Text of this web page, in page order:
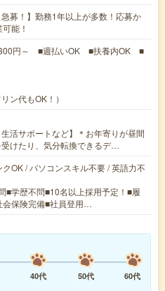
急募！】勤務1年以上が多数！応募か
能！
円～ ■週払いOK ■扶養内OK ■
ン代もOK！）
生活サポートなど】＊お年寄りが昼間
けたり、気分転換できるデ…
OK / パソコンスキル不要 / 英語力不
■学歴不問■10名以上採用予定！■履
会保険完備■社員登用…
40代 50代
60代